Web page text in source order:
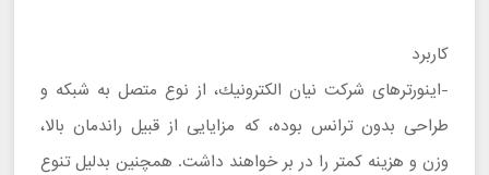
كاربرد
-اينورترهای شركت نيان الكترونيك، از نوع متصل به شبکه و
طراحی بدون ترانس بوده، كه مزایایی از قبیل راندمان بالا،
وزن و هزینه کمتر را در بر خواهند داشت. همچنين بدليل تنوع